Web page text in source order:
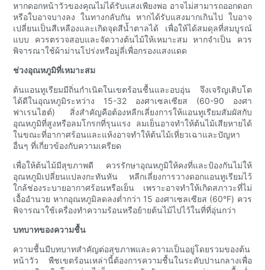
หากดอกหน้าวัวของคุณไม่ได้รับแสงเพียงพอ อาจไม่สามารถออกดอก
หรือใบอาจบางลง ในทางกลับกัน หากได้รับแสงมากเกินไป ใบอาจ
เปลี่ยนเป็นสีเหลืองและเกิดจุดสีน้ำตาลได้ เพื่อให้ได้สมดุลที่สมบูรณ์
แบบ ควรตรวจสอบและจัดวางต้นไม้ให้เหมาะสม หากจำเป็น ควร
พิจารณาใช้ผ้าม่านโปร่งหรือมู่ลี่เพื่อกรองแสงแดด
ช่วงอุณหภูมิที่เหมาะสม
ต้นแอนทูเรียมมีถิ่นกำเนิดในเขตร้อนชื้นและอบอุ่น จึงเจริญเติบโต
ได้ดีในอุณหภูมิระหว่าง 15-32 องศาเซลเซียส (60-90 องศา
ฟาเรนไฮต์) สิ่งสำคัญคือต้องหลีกเลี่ยงการให้แอนทูเรียมสัมผัสกับ
อุณหภูมิที่สูงหรือลมโกรกที่รุนแรง ลมเย็นอาจทำให้ต้นไม้เสียหายได้
ในขณะที่อากาศร้อนและแห้งอาจทำให้ต้นไม้เหี่ยวเฉาและปัญหา
อื่นๆ ที่เกี่ยวข้องกับความเครียด
เพื่อให้ต้นไม้มีสุขภาพดี ควรรักษาอุณหภูมิให้คงที่และป้องกันไม่ให้
อุณหภูมิเปลี่ยนแปลงกะทันหัน หลีกเลี่ยงการวางดอกแอนทูเรียมไว้
ใกล้ช่องระบายอากาศร้อนหรือเย็น เพราะอาจทำให้เกิดสภาวะที่ไม่
เอื้ออำนวย หากอุณหภูมิลดลงต่ำกว่า 15 องศาเซลเซียส (60°F) ควร
พิจารณาใช้เครื่องทำความร้อนหรือย้ายต้นไม้ไปไว้ในที่ที่อุ่นกว่า
บทบาทของความชื้น
ความชื้นมีบทบาทสำคัญต่อสุขภาพและความเป็นอยู่โดยรวมของต้น
หน้าวัว พืชเขตร้อนเหล่านี้ต้องการความชื้นในระดับปานกลางเพื่อ